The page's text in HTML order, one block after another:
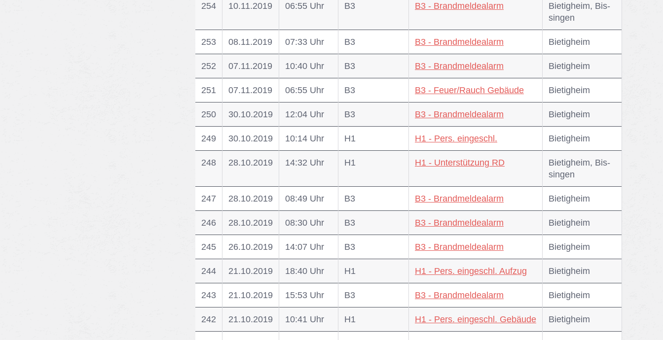
254 10.11.2019 06:55 Uhr B3 B3 - Brandmeldealarm
Bie­tig­heim, Bis­
sin­gen
253 08.11.2019 07:33 Uhr B3 B3 - Brandmeldealarm Bie­tig­heim
252 07.11.2019 10:40 Uhr B3 B3 - Brandmeldealarm Bie­tig­heim
251 07.11.2019 06:55 Uhr B3 B3 - Feuer/Rauch Gebäude Bie­tig­heim
250 30.10.2019 12:04 Uhr B3 B3 - Brandmeldealarm Bie­tig­heim
249 30.10.2019 10:14 Uhr H1 H1 - Pers. eingeschl. Bie­tig­heim
248 28.10.2019 14:32 Uhr H1 H1 - Unterstützung RD
Bie­tig­heim, Bis­
sin­gen
247 28.10.2019 08:49 Uhr B3 B3 - Brandmeldealarm Bie­tig­heim
246 28.10.2019 08:30 Uhr B3 B3 - Brandmeldealarm Bie­tig­heim
245 26.10.2019 14:07 Uhr B3 B3 - Brandmeldealarm Bie­tig­heim
244 21.10.2019 18:40 Uhr H1 H1 - Pers. eingeschl. Aufzug Bie­tig­heim
243 21.10.2019 15:53 Uhr B3 B3 - Brandmeldealarm Bie­tig­heim
242 21.10.2019 10:41 Uhr H1 H1 - Pers. eingeschl. Gebäude Bie­tig­heim